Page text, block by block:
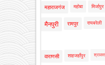
महाराजगंज महोबा मिर्जापुर
मैनपुरी रामपुर रायबरेली
वाराणसी शाहजहाँपुर